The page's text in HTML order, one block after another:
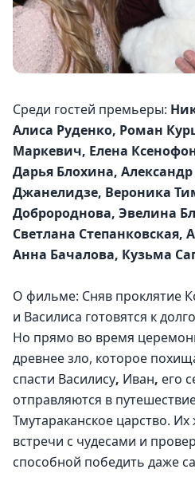
Среди гостей премьеры:
Алиса Руденко, Роман
Маркевич, Елена
Дарья Блохина, Александр
Джанелидзе, Вероника
Добророднова, Эвелина
Светлана Степанковская,
Анна Бачалова, Кузьма
О фильме: Сняв проклятие
и Василиса готовятся к
Но прямо во время
древнее зло, которое
спасти Василису, Иван, его
отправляются в
Тмутараканское царство. Их
встречи с чудесами и
способной победить даже